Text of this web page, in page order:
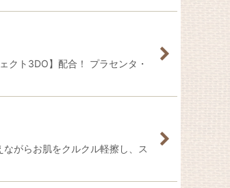
クト3DO】配合！ プラセンタ・
がらお肌をクルクル軽擦し、ス